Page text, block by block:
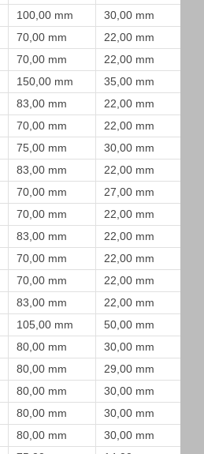
100,00 mm
30,00 mm
70,00 mm
22,00 mm
70,00 mm
22,00 mm
150,00 mm
35,00 mm
83,00 mm
22,00 mm
70,00 mm
22,00 mm
75,00 mm
30,00 mm
83,00 mm
22,00 mm
70,00 mm
27,00 mm
70,00 mm
22,00 mm
83,00 mm
22,00 mm
70,00 mm
22,00 mm
70,00 mm
22,00 mm
83,00 mm
22,00 mm
105,00 mm
50,00 mm
80,00 mm
30,00 mm
80,00 mm
29,00 mm
80,00 mm
30,00 mm
80,00 mm
30,00 mm
80,00 mm
30,00 mm